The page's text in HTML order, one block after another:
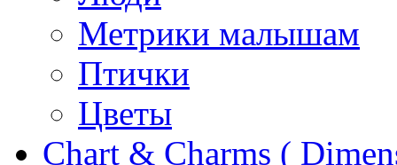
Метрики малышам
Птички
Цветы
Chart & Charms (